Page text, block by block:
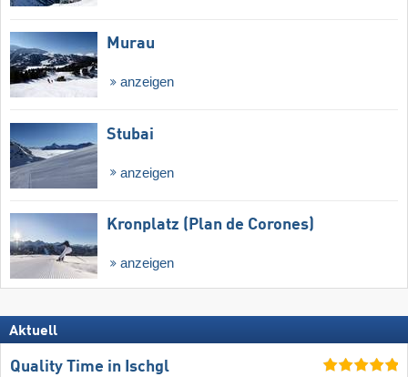
Murau
anzeigen
Stubai
anzeigen
Kronplatz (Plan de Corones)
anzeigen
Aktuell
Quality Time in Ischgl